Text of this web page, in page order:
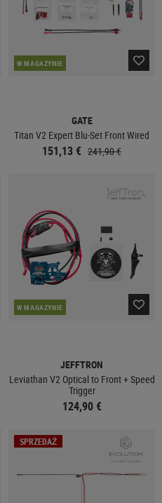
W MAGAZYNIE
GATE
Titan V2 Expert Blu-Set Front Wired
151,13 € 241,90 €
W MAGAZYNIE
JEFFTRON
Leviathan V2 Optical to Front + Speed
Trigger
124,90 €
SPRZEDAŻ